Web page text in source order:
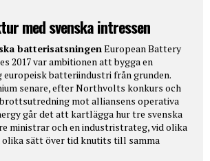
med svenska intressen
batterisatsningenEuropean Battery
2017 var ambitionen att bygga en
batteriindustri från grunden.
senare, efter Northvolts konkurs och
brottsutredning mot alliansens operativa
går det att kartlägga hur tre svenska
ministrar och en industristrateg, vid olika
sätt över tid knutits till samma